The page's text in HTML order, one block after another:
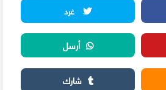
غرد
أرسل
شارك